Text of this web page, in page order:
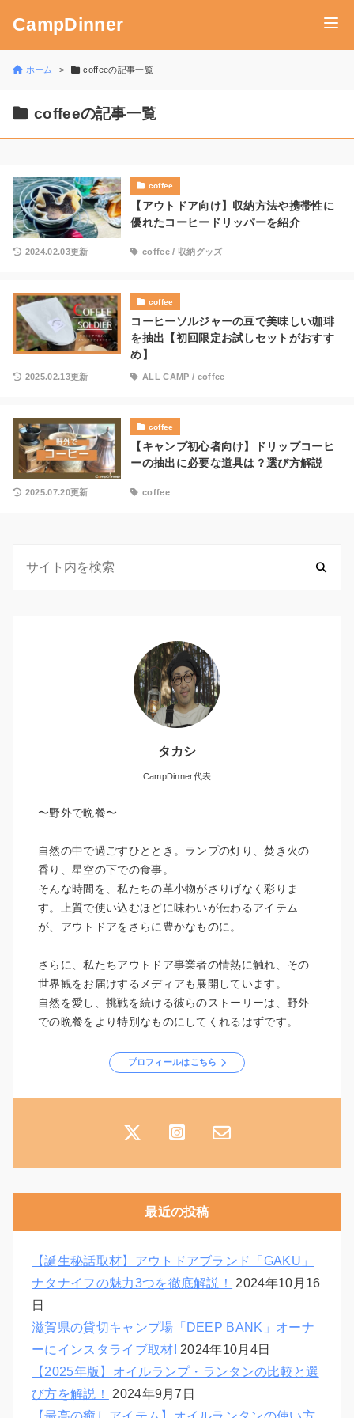
CampDinner
ホーム coffeeの記事一覧
coffeeの記事一覧
coffee
【アウトドア向け】収納方法や携帯性に
優れたコーヒードリッパーを紹介
2024.02.03更新 coffee/ 収納グッズ
coffee
コーヒーソルジャーの豆で美味しい珈琲
を抽出【初回限定お試しセットがおすす
め】
2025.02.13更新 ALL CAMP / coffee
coffee
【キャンプ初心者向け】ドリップコーヒ
ーの抽出に必要な道具は？選び方解説
2025.07.20更新 coffee
タカシ
CampDinner代表
〜野外で晩餐〜
自然の中で過ごすひととき。ランプの灯り、焚き火の
香り、星空の下での食事。
そんな時間を、私たちの革小物がさりげなく彩りま
す。上質で使い込むほどに味わいが伝わるアイテム
が、アウトドアをさらに豊かなものに。
さらに、私たちアウトドア事業者の情熱に触れ、その
世界観をお届けするメディアも展開しています。
自然を愛し、挑戦を続ける彼らのストーリーは、野外
での晩餐をより特別なものにしてくれるはずです。
プロフィールはこちら
最近の投稿
【誕生秘話取材】アウトドアブランド「GAKU」
ナタナイフの魅力3つを徹底解説！
2024年10月16
日
滋賀県の貸切キャンプ場「DEEP BANK」オーナ
ーにインスタライブ取材! 2024年10月4日
【2025年版】オイルランプ・ランタンの比較と選
び方を解説！
2024年9月7日